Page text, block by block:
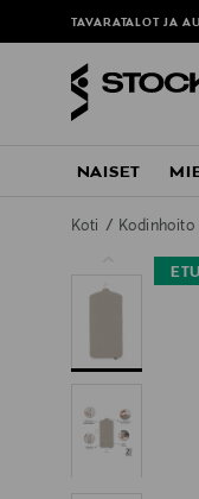
TAVARATALOT JA
NAISET
Koti Kodinhoito